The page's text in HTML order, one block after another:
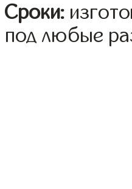
Сроки:
под любые